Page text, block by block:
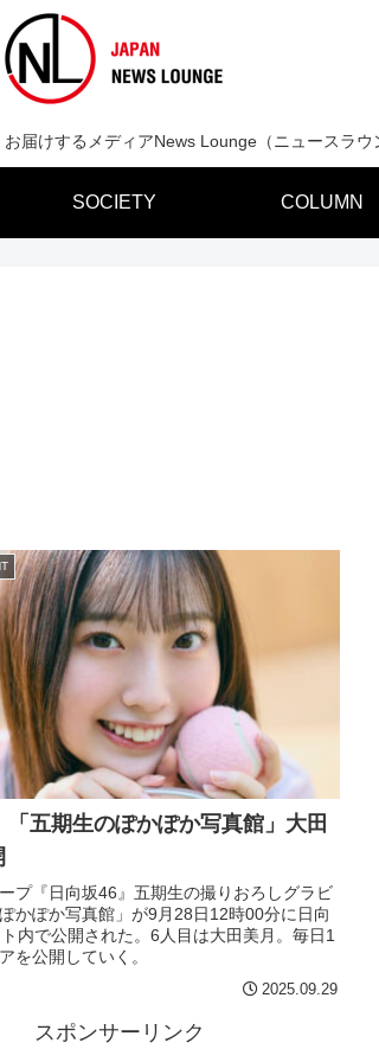
届けするメディアNews Lounge（ニュースラウ
SOCIETY COLUMN
「五期生のぽかぽか写真館」大田
プ『日向坂46』五期生の撮りおろしグラビ
かぽか写真館」が9月28日12時00分に日向
内で公開された。6人目は大田美月。毎日1
を公開していく。
2025.09.29
スポンサーリンク